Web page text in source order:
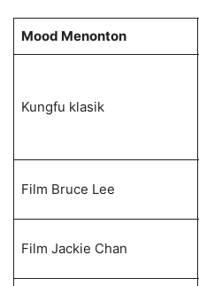
Mood Menonton
Kungfu klasik
Film Bruce Lee
Film Jackie Chan